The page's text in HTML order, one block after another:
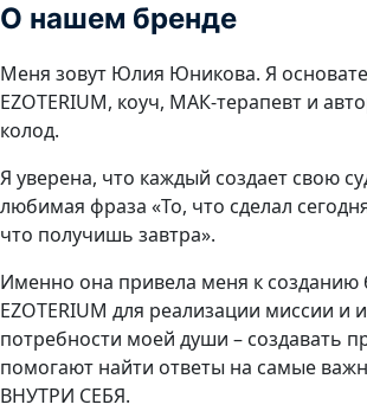
О нашем бренде
Меня зовут Юлия Юникова. Я
EZOTERIUM, коуч, МАК-терапевт и
колод.
Я уверена, что каждый создает свою
любимая фраза «То, что сделал
что получишь завтра».
Именно она привела меня к созданию
EZOTERIUM для реализации миссии и
потребности моей души – создавать
помогают найти ответы на самые
ВНУТРИ СЕБЯ.